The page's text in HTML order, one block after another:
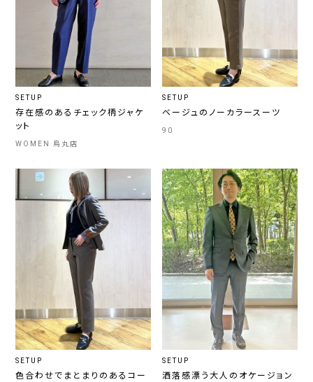
SETUP
存在感のあるチェック柄ジャケ
ット
WOMEN 烏丸店
SETUP
ベージュのノーカラースーツ
90
SETUP
色合わせでまとまりのあるコー
SETUP
洒落感漂う大人のオケージョン